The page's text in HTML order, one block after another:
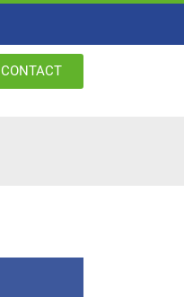
CONTACT